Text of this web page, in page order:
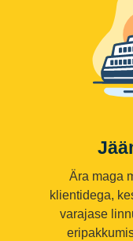
Ära maga
klientidega,
varajase